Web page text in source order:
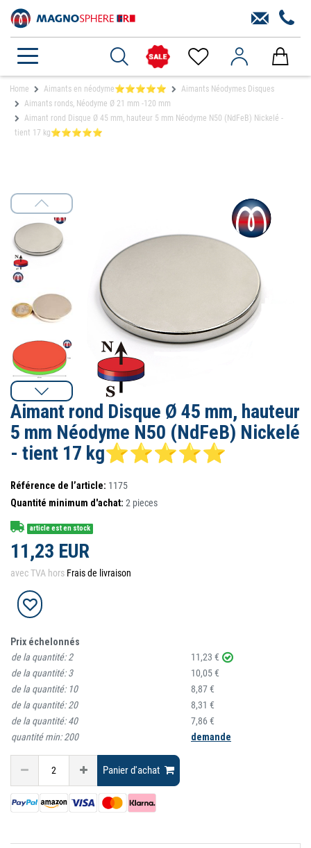
Home Aimants en néodyme⭐⭐⭐⭐⭐
Aimants Néodymes Disques
Aimants ronds, Néodyme Ø 21 mm -120 mm
Aimant rond Disque Ø 45 mm, hauteur 5 mm Néodyme N50 (NdFeB) Nickelé -
tient 17 kg⭐⭐⭐⭐⭐
Aimant rond Disque Ø 45 mm, hauteur
5 mm Néodyme N50 (NdFeB) Nickelé
- tient 17 kg⭐⭐⭐⭐⭐
Référence de l’article: 1175
Quantité minimum d'achat: 2 pieces
article est en stock
11,23 EUR
avec TVA hors Frais de livraison
Prix échelonnés
de la quantité:2
11,23 €
de la quantité:3
10,05 €
de la quantité: 10
8,87 €
de la quantité:20
8,31 €
de la quantité:40
7,86 €
quantité min:200 demande
Panier d'achat